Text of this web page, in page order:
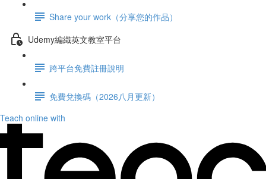
Share your work（分享您的作品）
Udemy編織英文教室平台
跨平台免費註冊說明
免費兌換碼（2026八月更新）
Teach online with